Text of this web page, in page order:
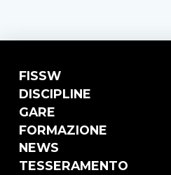
FISSW
DISCIPLINE
GARE
FORMAZIONE
NEWS
TESSERAMENTO